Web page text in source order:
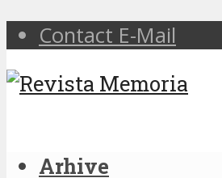
Contact E-Mail
Arhive